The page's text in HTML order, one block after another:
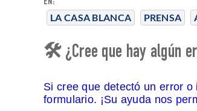
EN:
LA CASA BLANCA PRENSA
🛠 ¿Cree que hay algún
Si cree que detectó un error
formulario. ¡Su ayuda nos